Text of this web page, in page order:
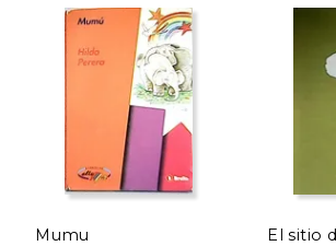
$ 19.96
Mumu El sitio